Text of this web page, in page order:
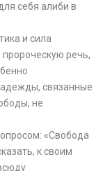
себя алиби в
и сила
речь,
связанные
не
«Свобода
к своим